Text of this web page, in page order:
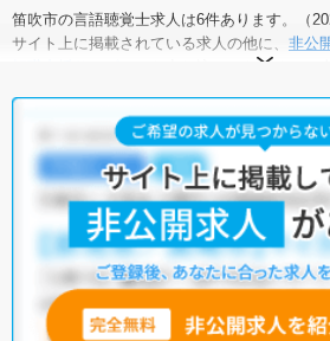
笛吹市の言語聴覚士求人は6件あります。（
サイト上に掲載されている求人の他に、 非公
にお申し込みいただくと、
笛吹市の言語聴覚士求人では以下のような条
積極採用中・残業少なめ ・ 住宅手当・
・病院・小児リハビリ・保育園
他の条件でも人気の求人がございますので、
いただくか、お気軽にお問い合わせください
全国の言語聴覚士求人から検索いただくこと
無料転職支援サービス
にお申し込みいただく